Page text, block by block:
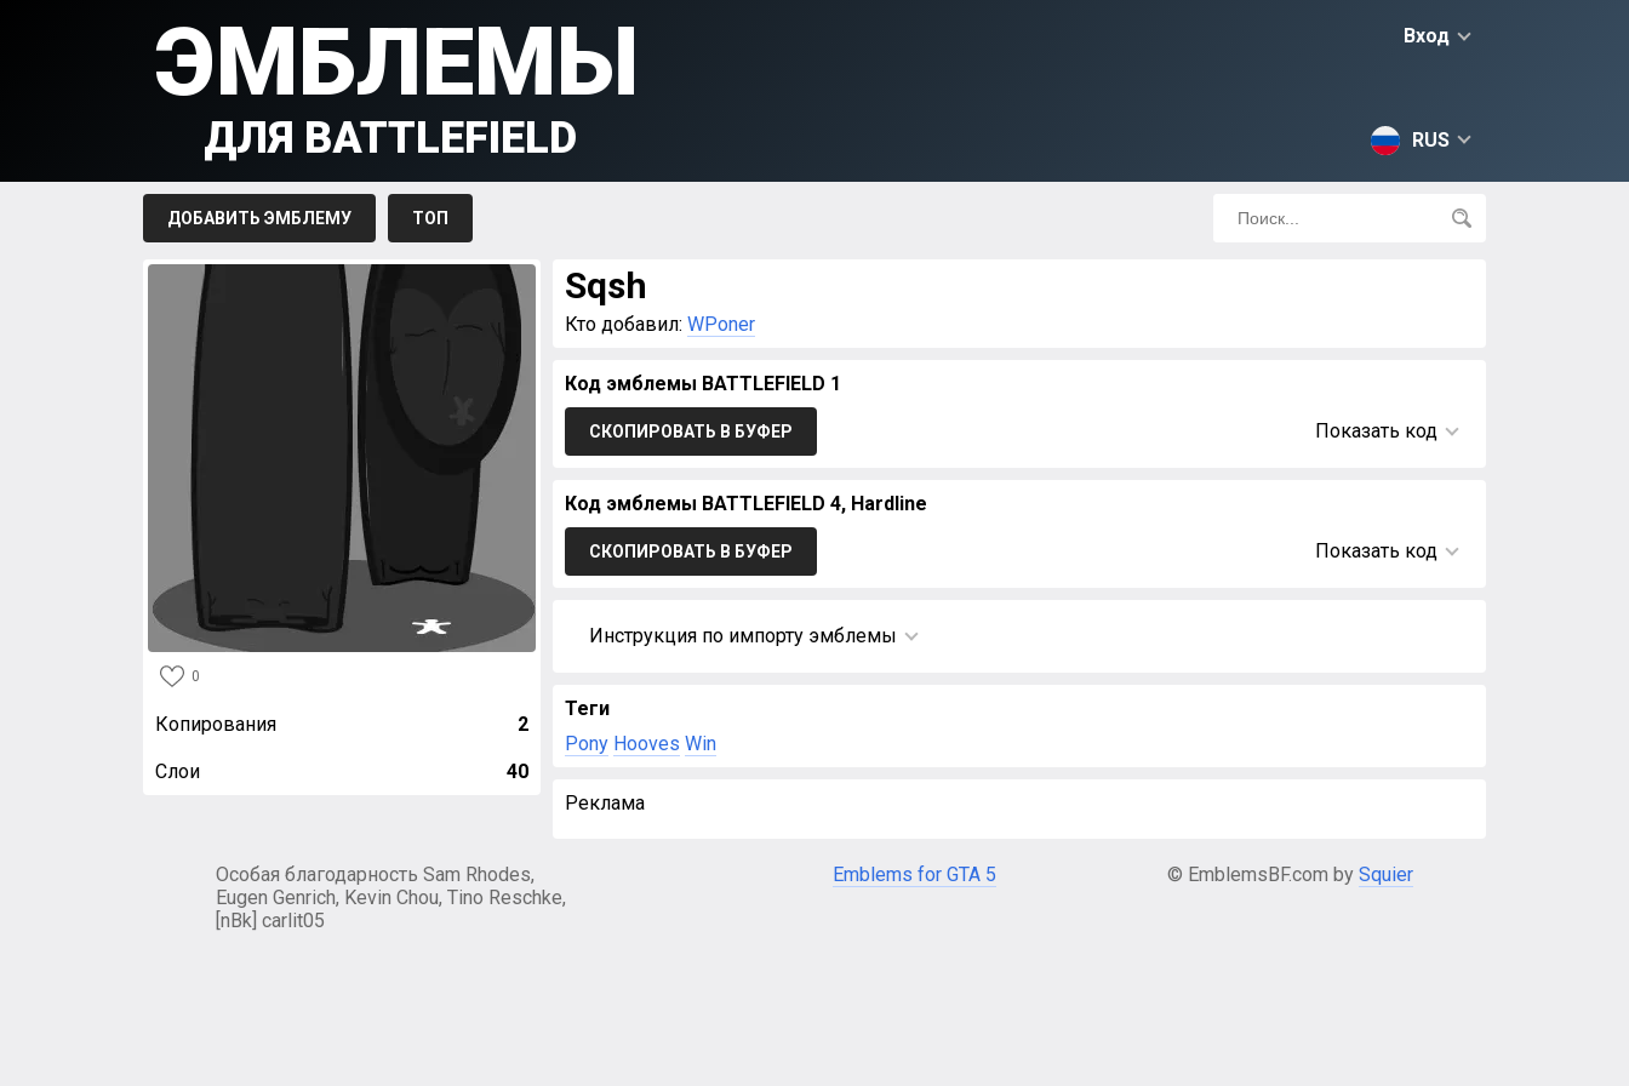
Вход
RUS
ЭМБЛЕМЫ
ДЛЯ BATTLEFIELD
ДОБАВИТЬ ЭМБЛЕМУ ТОП
0
Копирования 2
Слои 40
Sqsh
Кто добавил: WPoner
Код эмблемы BATTLEFIELD 1
СКОПИРОВАТЬ В БУФЕР Показать код
Код эмблемы BATTLEFIELD 4, Hardline
СКОПИРОВАТЬ В БУФЕР Показать код
Инструкция по импорту эмблемы
Теги
Pony Hooves Win
Реклама
Особая благодарность Sam Rhodes,
Eugen Genrich, Kevin Chou, Tino Reschke,
[nBk] carlit05
Emblems for GTA 5 © EmblemsBF.com by Squier